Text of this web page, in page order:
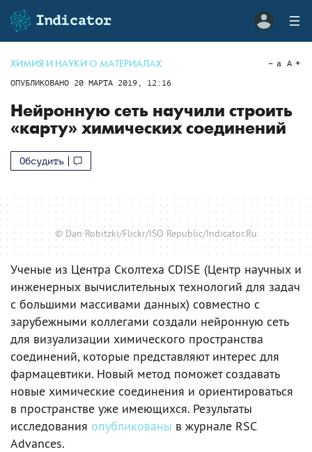
ХИМИЯ И НАУКИ О МАТЕРИАЛАХ
ОПУБЛИКОВАНО 20 МАРТА 2019, 12:16
a A
Нейронную сеть научили строить
«карту» химических соединений
Обсудить
© Dan Robitzki/Flickr/ISO Republic/Indicator.Ru
Ученые из Центра Сколтеха CDISE (Центр научных и
инженерных вычислительных технологий для задач
с большими массивами данных) совместно с
зарубежными коллегами создали нейронную сеть
для визуализации химического пространства
соединений, которые представляют интерес для
фармацевтики. Новый метод поможет создавать
новые химические соединения и ориентироваться
в пространстве уже имеющихся. Результаты
исследования опубликованы в журнале RSC
Advances.